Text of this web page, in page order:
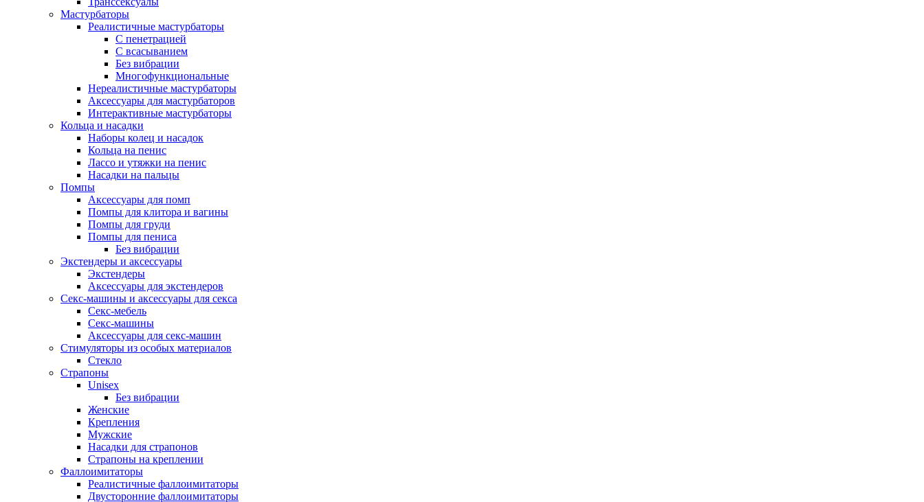
Мастурбаторы
Реалистичные мастурбаторы
С пенетрацией
С всасыванием
Без вибрации
Многофункциональные
Нереалистичные мастурбаторы
Аксессуары для мастурбаторов
Интерактивные мастурбаторы
Кольца и насадки
Наборы колец и насадок
Кольца на пенис
Лассо и утяжки на пенис
Насадки на пальцы
Помпы
Аксессуары для помп
Помпы для клитора и вагины
Помпы для груди
Помпы для пениса
Без вибрации
Экстендеры и аксессуары
Экстендеры
Аксессуары для экстендеров
Секс-машины и аксессуары для секса
Секс-мебель
Секс-машины
Аксессуары для секс-машин
Стимуляторы из особых материалов
Стекло
Страпоны
Unisex
Без вибрации
Женские
Крепления
Мужские
Насадки для страпонов
Страпоны на креплении
Фаллоимитаторы
Реалистичные фаллоимитаторы
Двусторонние фаллоимитаторы